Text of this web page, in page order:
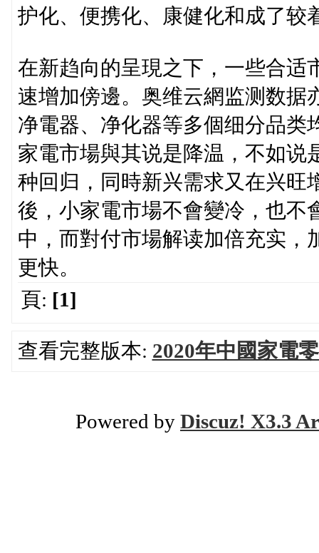
护化、便携化、康健化和成了较
在新趋向的呈現之下，一些合适
速增加傍邊。奥维云網监测数据
净電器、净化器等多個细分品类
家電市場與其说是降温，不如说
种回归，同時新兴需求又在兴旺
後，小家電市場不會變冷，也不
中，而對付市場解读加倍充实，
更快。
頁: [1]
查看完整版本: 2020年中國家電
Powered by Discuz! X3.3